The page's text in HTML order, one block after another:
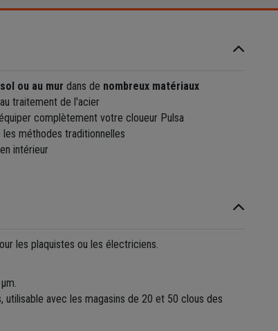
ou au mur dans de nombreux matériaux
traitement de l'acier
complètement votre cloueur Pulsa
les méthodes traditionnelles
intérieur
les plaquistes ou les électriciens.
utilisable avec les magasins de 20 et 50 clous des